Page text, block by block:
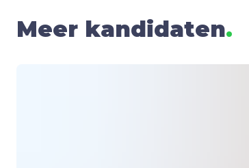
Meer kandidaten.